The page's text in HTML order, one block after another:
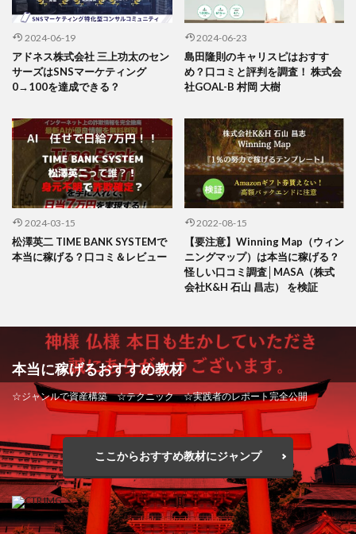
2024-06-19
アドネス株式会社 三上功太のセン
サーズはSNSマーケティング
0→100を達成できる？
2024-06-23
島田隆則のキャリスピはおすす
め？口コミと評判を調査！ 株式会
社GOAL-B 村岡 大樹
2024-03-15
松澤英二 TIME BANK SYSTEMで
本当に稼げる？口コミ＆レビュー
2022-08-15
【要注意】Winning Map（ウィン
ニングマップ）は本当に稼げる？
怪しい口コミ調査│MASA（株式
会社K&H 石山 昌志） を検証
本当に稼げるおすすめ教材
☆ジャンルで資産構築 ☆テクニック ☆実践者のレポート完全公開
ここからおすすめ教材にジャンプ